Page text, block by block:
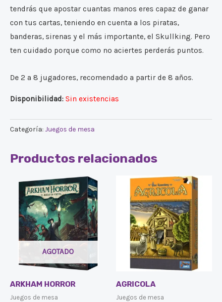
tendrás que apostar cuantas manos eres capaz de ganar
con tus cartas, teniendo en cuenta a los piratas,
banderas, sirenas y el más importante, el Skullking. Pero
ten cuidado porque como no aciertes perderás puntos.
De 2 a 8 jugadores, recomendado a partir de 8 años.
Disponibilidad: Sin existencias
Categoría: Juegos de mesa
Productos relacionados
AGOTADO
ARKHAM HORROR
Juegos de mesa
AGRICOLA
Juegos de mesa